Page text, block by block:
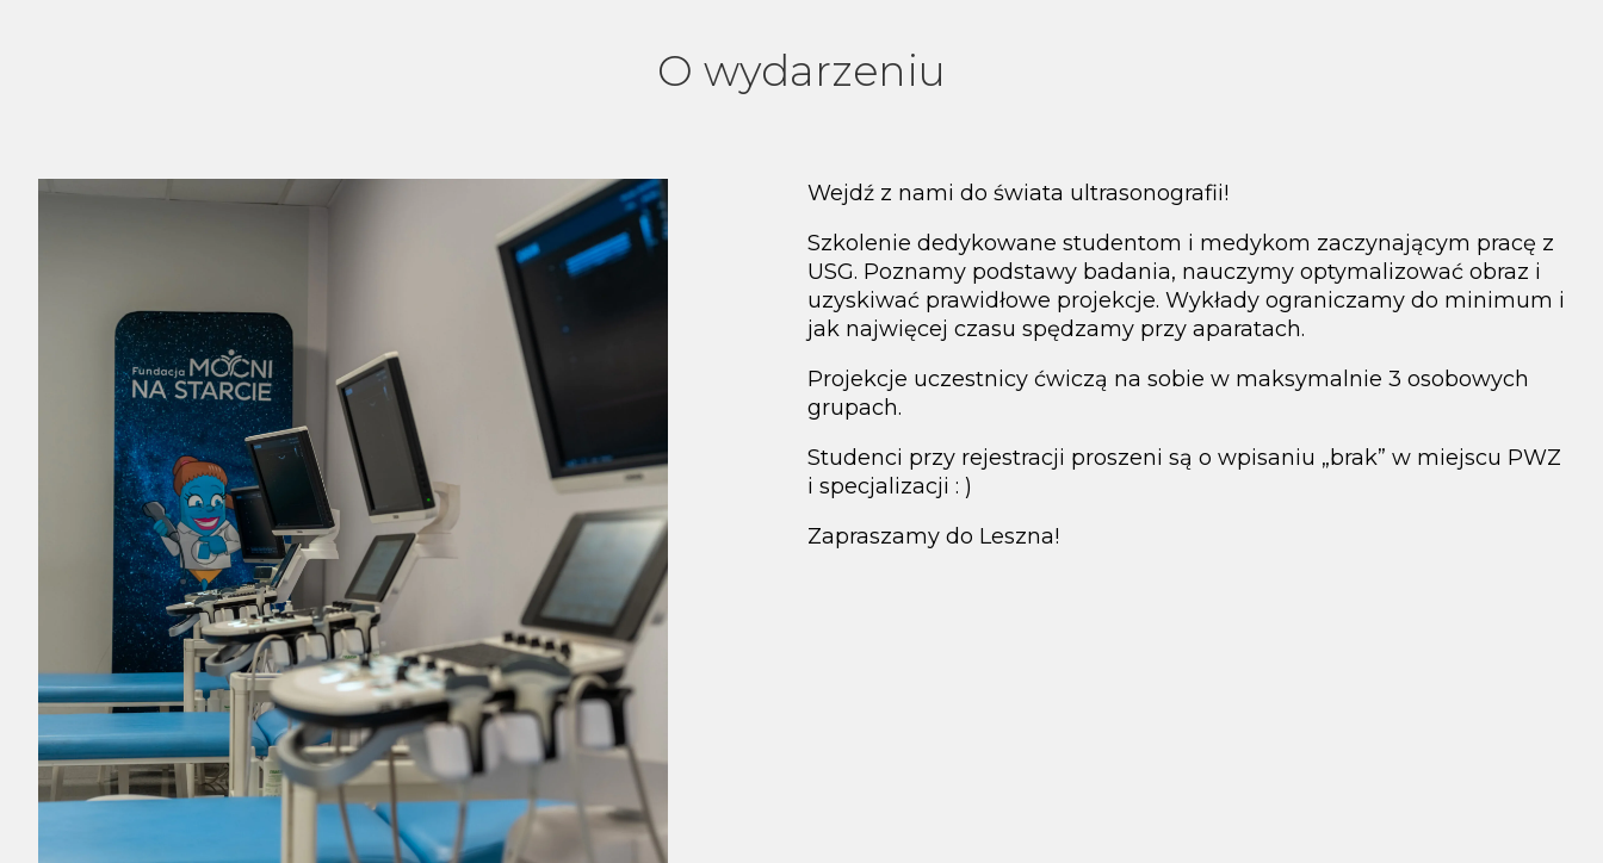
O wydarzeniu
Wejdź z nami do świata ultrasonografii!
Szkolenie dedykowane studentom i medykom zaczynającym pracę z
USG. Poznamy podstawy badania, nauczymy optymalizować obraz i
uzyskiwać prawidłowe projekcje. Wykłady ograniczamy do minimum i
jak najwięcej czasu spędzamy przy aparatach.
Projekcje uczestnicy ćwiczą na sobie w maksymalnie 3 osobowych
grupach.
Studenci przy rejestracji proszeni są o wpisaniu „brak” w miejscu PWZ
i specjalizacji : )
Zapraszamy do Leszna!